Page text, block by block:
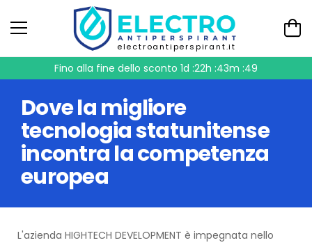
electroantiperspirant.it
Fino alla fine dello sconto 1d :22h :43m :49
Dove la migliore
tecnologia statunitense
incontra la competenza
europea
L'azienda HIGHTECH DEVELOPMENT è impegnata nello